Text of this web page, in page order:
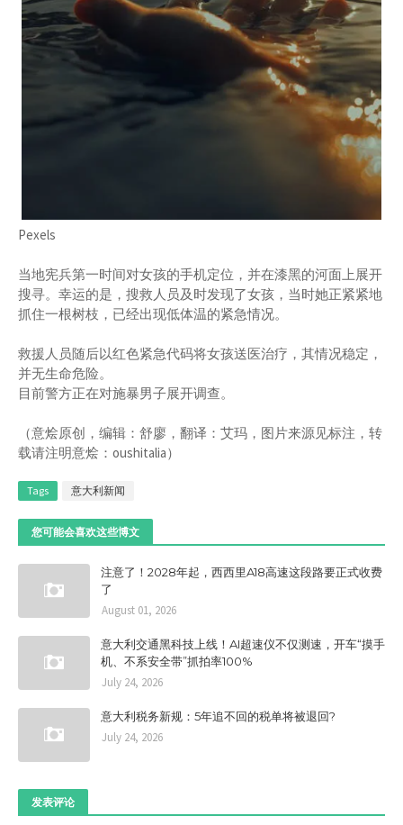
Pexels
当地宪兵第一时间对女孩的手机定位，并在漆黑的河面上展开
搜寻。幸运的是，搜救人员及时发现了女孩，当时她正紧紧地
抓住一根树枝，已经出现低体温的紧急情况。
救援人员随后以红色紧急代码将女孩送医治疗，其情况稳定，
并无生命危险。
目前警方正在对施暴男子展开调查。
（意烩原创，编辑：舒廖，翻译：艾玛，图片来源见标注，转
载请注明意烩：oushitalia）
Tags 意大利新闻
您可能会喜欢这些博文
注意了！2028年起，西西里A18高速这段路要正式收费
了
August 01, 2026
意大利交通黑科技上线！AI超速仪不仅测速，开车“摸手
机、不系安全带”抓拍率100%
July 24, 2026
意大利税务新规：5年追不回的税单将被退回?
July 24, 2026
发表评论